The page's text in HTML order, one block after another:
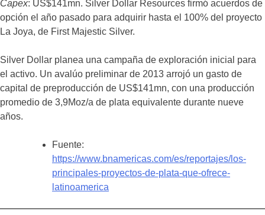
Capex: US$141mn. Silver Dollar Resources firmó acuerdos de
opción el año pasado para adquirir hasta el 100% del proyecto
La Joya, de First Majestic Silver.
Silver Dollar planea una campaña de exploración inicial para
el activo. Un avalúo preliminar de 2013 arrojó un gasto de
capital de preproducción de US$141mn, con una producción
promedio de 3,9Moz/a de plata equivalente durante nueve
años.
Fuente:
https://www.bnamericas.com/es/reportajes/los-
principales-proyectos-de-plata-que-ofrece-
latinoamerica